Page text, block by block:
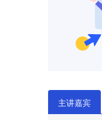
主讲嘉宾